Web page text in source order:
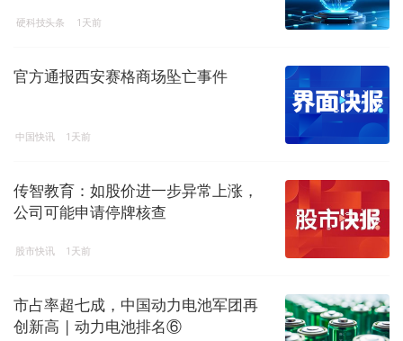
硬科技头条 1天前
官方通报西安赛格商场坠亡事件
中国快讯 1天前
传智教育：如股价进一步异常上涨，
公司可能申请停牌核查
股市快讯 1天前
市占率超七成，中国动力电池军团再
创新高 | 动力电池排名⑥